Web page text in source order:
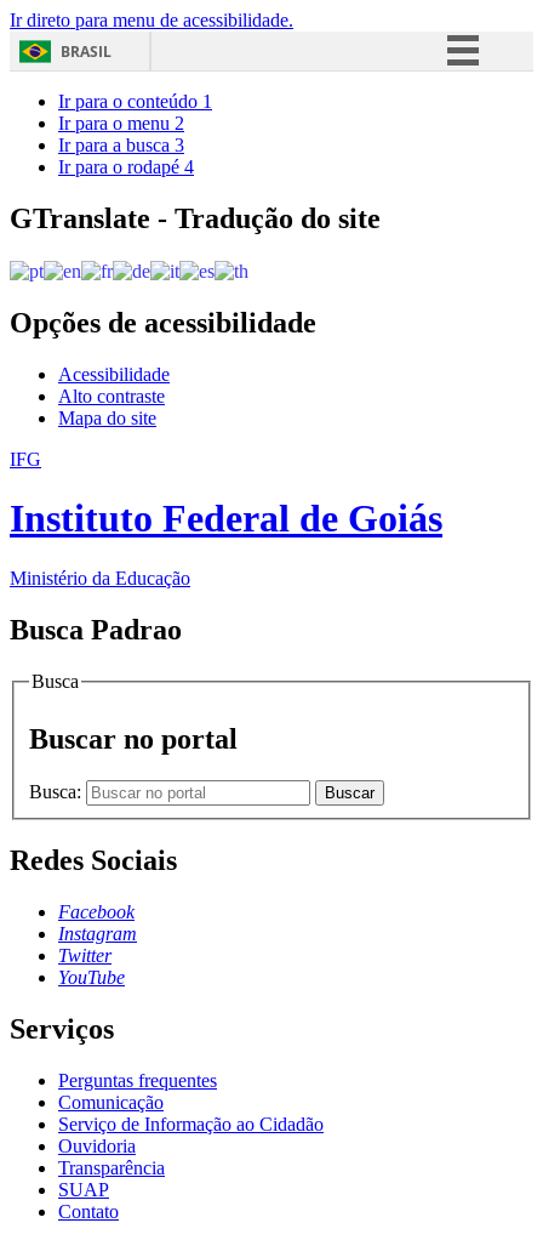
Ir direto para menu de acessibilidade.
BRASIL
Acesso à informação
Ir para o conteúdo 1
Ir para o menu 2
Ir para a busca 3
Ir para o rodapé 4
GTranslate - Tradução do site
Opções de acessibilidade
Acessibilidade
Alto contraste
Mapa do site
IFG
Instituto Federal de Goiás
Ministério da Educação
Busca Padrao
Busca
Buscar no portal
Busca: Buscar
Redes Sociais
Facebook
Instagram
Twitter
YouTube
Serviços
Perguntas frequentes
Comunicação
Serviço de Informação ao Cidadão
Ouvidoria
Transparência
SUAP
Contato